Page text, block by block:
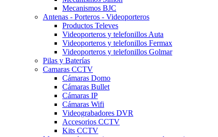
Mecanismos BJC
Antenas - Porteros - Videoporteros
Productos Televes
Videoporteros y telefonillos Auta
Videoporteros y telefonillos Fermax
Videoporteros y telefonillos Golmar
Pilas y Baterías
Camaras CCTV
Cámaras Domo
Cámaras Bullet
Cámaras IP
Cámaras Wifi
Videograbadores DVR
Accesorios CCTV
Kits CCTV